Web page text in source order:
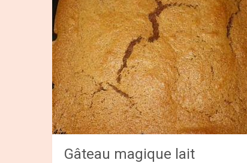
Gâteau magique lait